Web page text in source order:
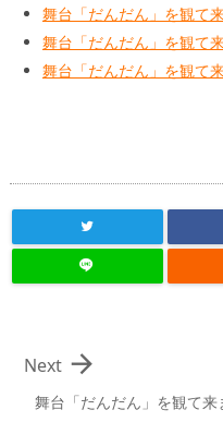
舞台「だんだん」を観て
舞台「だんだん」を観て
舞台「だんだん」を観て
舞台「だんだん」を観て来

Next